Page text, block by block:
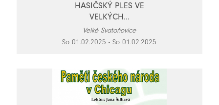
HASIČSKÝ PLES VE
VELKÝCH...
Velké Svatoňovice
So 01.02.2025 - So 01.02.2025